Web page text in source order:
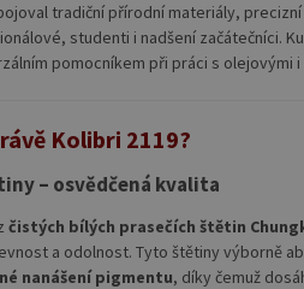
tradiční přírodní materiály,
studenti i nadšení začátečníci.
pomocníkem při práci s olejovými
Kolibri 2119?
– osvědčená kvalita
čistých bílých prasečích štětin
a odolnost. Tyto štětiny výborně
nanášení pigmentu, díky čemuž